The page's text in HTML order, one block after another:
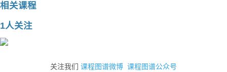
相关课程
1人关注
关注我们 课程图谱微博 课程图谱公众号